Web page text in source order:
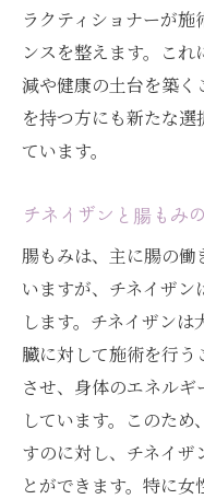
ラクティショナーが
ンスを整えます。こ
減や健康の土台を築
を持つ方にも新たな
ています。
チネイザンと腸もみ
腸もみは、主に腸の
いますが、チネイザ
します。チネイザン
臓に対して施術を行
させ、身体のエネル
しています。このた
すのに対し、チネイザ
とができます。特に